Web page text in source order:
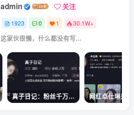
admin 关注
1923 0 1 30.1W+
这家伙很懒，什么都没有写...
真子日记：粉丝千万的真子日记是最懂反转的网红吗？